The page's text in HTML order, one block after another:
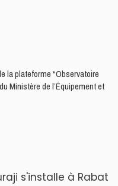
la plateforme “Observatoire
Ministère de l’Équipement et
s'installe à Rabat